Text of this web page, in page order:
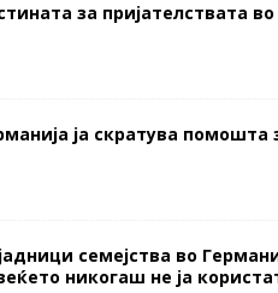
за пријателствата
ја скратува
семејства во
никогаш не ја